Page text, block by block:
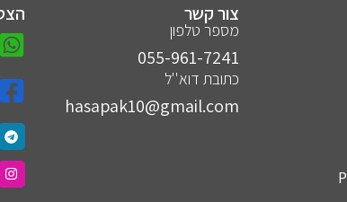
צור קשר
מספר טלפון
055-961-7241⁩
כתובת דוא''ל
hasapak10@gmail.com